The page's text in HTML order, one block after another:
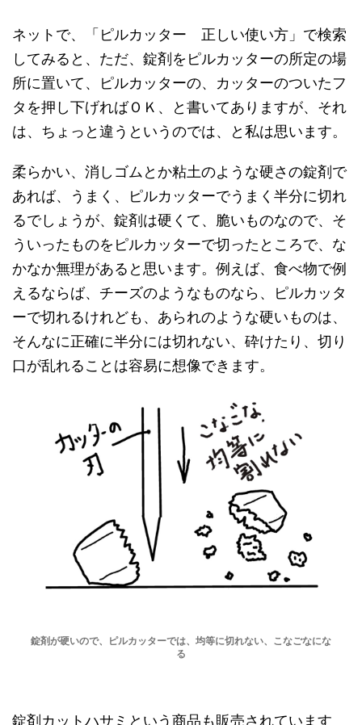
ネットで、「ピルカッター 正しい使い方」で検索
してみると、ただ、錠剤をピルカッターの所定の場
所に置いて、ピルカッターの、カッターのついたフ
タを押し下げればＯＫ、と書いてありますが、それ
は、ちょっと違うというのでは、と私は思います。
柔らかい、消しゴムとか粘土のような硬さの錠剤で
あれば、うまく、ピルカッターでうまく半分に切れ
るでしょうが、錠剤は硬くて、脆いものなので、そ
ういったものをピルカッターで切ったところで、な
かなか無理があると思います。例えば、食べ物で例
えるならば、チーズのようなものなら、ピルカッタ
ーで切れるけれども、あられのような硬いものは、
そんなに正確に半分には切れない、砕けたり、切り
口が乱れることは容易に想像できます。
錠剤が硬いので、ピルカッターでは、均等に切れない、こなごなにな
る
錠剤カットハサミという商品も販売されています